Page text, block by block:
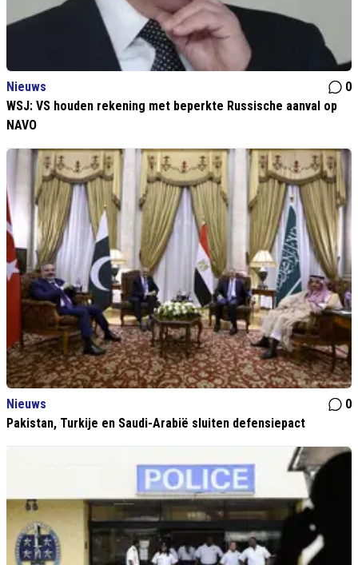
Nieuws
0
WSJ: VS houden rekening met beperkte Russische aanval op
NAVO
Nieuws
0
Pakistan, Turkije en Saudi-Arabië sluiten defensiepact